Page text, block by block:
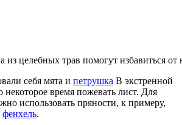
из целебных трав помогут избавиться от
себя мята и петрушка В экстренной
некоторое время пожевать лист. Для
использовать пряности, к примеру,
фенхель.